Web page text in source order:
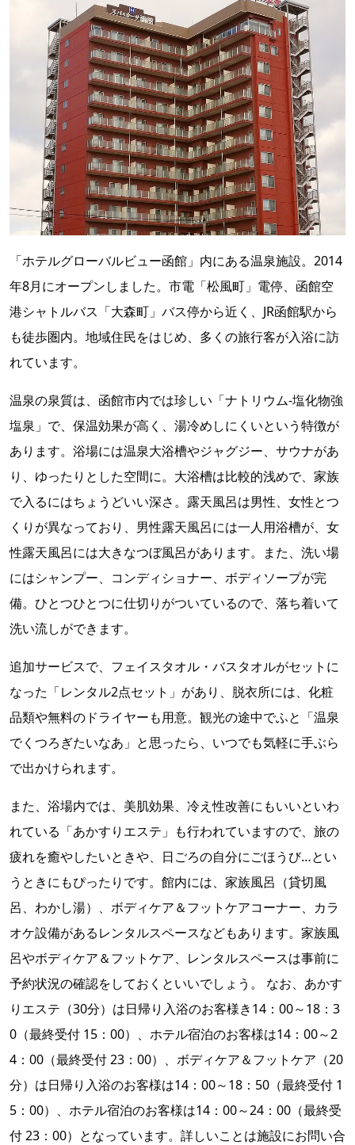
「ホテルグローバルビュー函館」内にある温泉施設。2014
年8月にオープンしました。市電「松風町」電停、函館空
港シャトルバス「大森町」バス停から近く、JR函館駅から
も徒歩圏内。地域住民をはじめ、多くの旅行客が入浴に訪
れています。
温泉の泉質は、函館市内では珍しい「ナトリウム-塩化物強
塩泉」で、保温効果が高く、湯冷めしにくいという特徴が
あります。浴場には温泉大浴槽やジャグジー、サウナがあ
り、ゆったりとした空間に。大浴槽は比較的浅めで、家族
で入るにはちょうどいい深さ。露天風呂は男性、女性とつ
くりが異なっており、男性露天風呂には一人用浴槽が、女
性露天風呂には大きなつぼ風呂があります。また、洗い場
にはシャンプー、コンディショナー、ボディソープが完
備。ひとつひとつに仕切りがついているので、落ち着いて
洗い流しができます。
追加サービスで、フェイスタオル・バスタオルがセットに
なった「レンタル2点セット」があり、脱衣所には、化粧
品類や無料のドライヤーも用意。観光の途中でふと「温泉
でくつろぎたいなあ」と思ったら、いつでも気軽に手ぶら
で出かけられます。
また、浴場内では、美肌効果、冷え性改善にもいいといわ
れている「あかすりエステ」も行われていますので、旅の
疲れを癒やしたいときや、日ごろの自分にごほうび…とい
うときにもぴったりです。館内には、家族風呂（貸切風
呂、わかし湯）、ボディケア＆フットケアコーナー、カラ
オケ設備があるレンタルスペースなどもあります。家族風
呂やボディケア＆フットケア、レンタルスペースは事前に
予約状況の確認をしておくといいでしょう。 なお、あかす
りエステ（30分）は日帰り入浴のお客様き14：00～18：3
0（最終受付 15：00）、ホテル宿泊のお客様は14：00～2
4：00（最終受付 23：00）、ボディケア＆フットケア（20
分）は日帰り入浴のお客様は14：00～18：50（最終受付 1
5：00）、ホテル宿泊のお客様は14：00～24：00（最終受
付 23：00）となっています。詳しいことは施設にお問い合